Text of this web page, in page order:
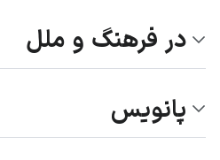
در فرهنگ و ملل
پانویس